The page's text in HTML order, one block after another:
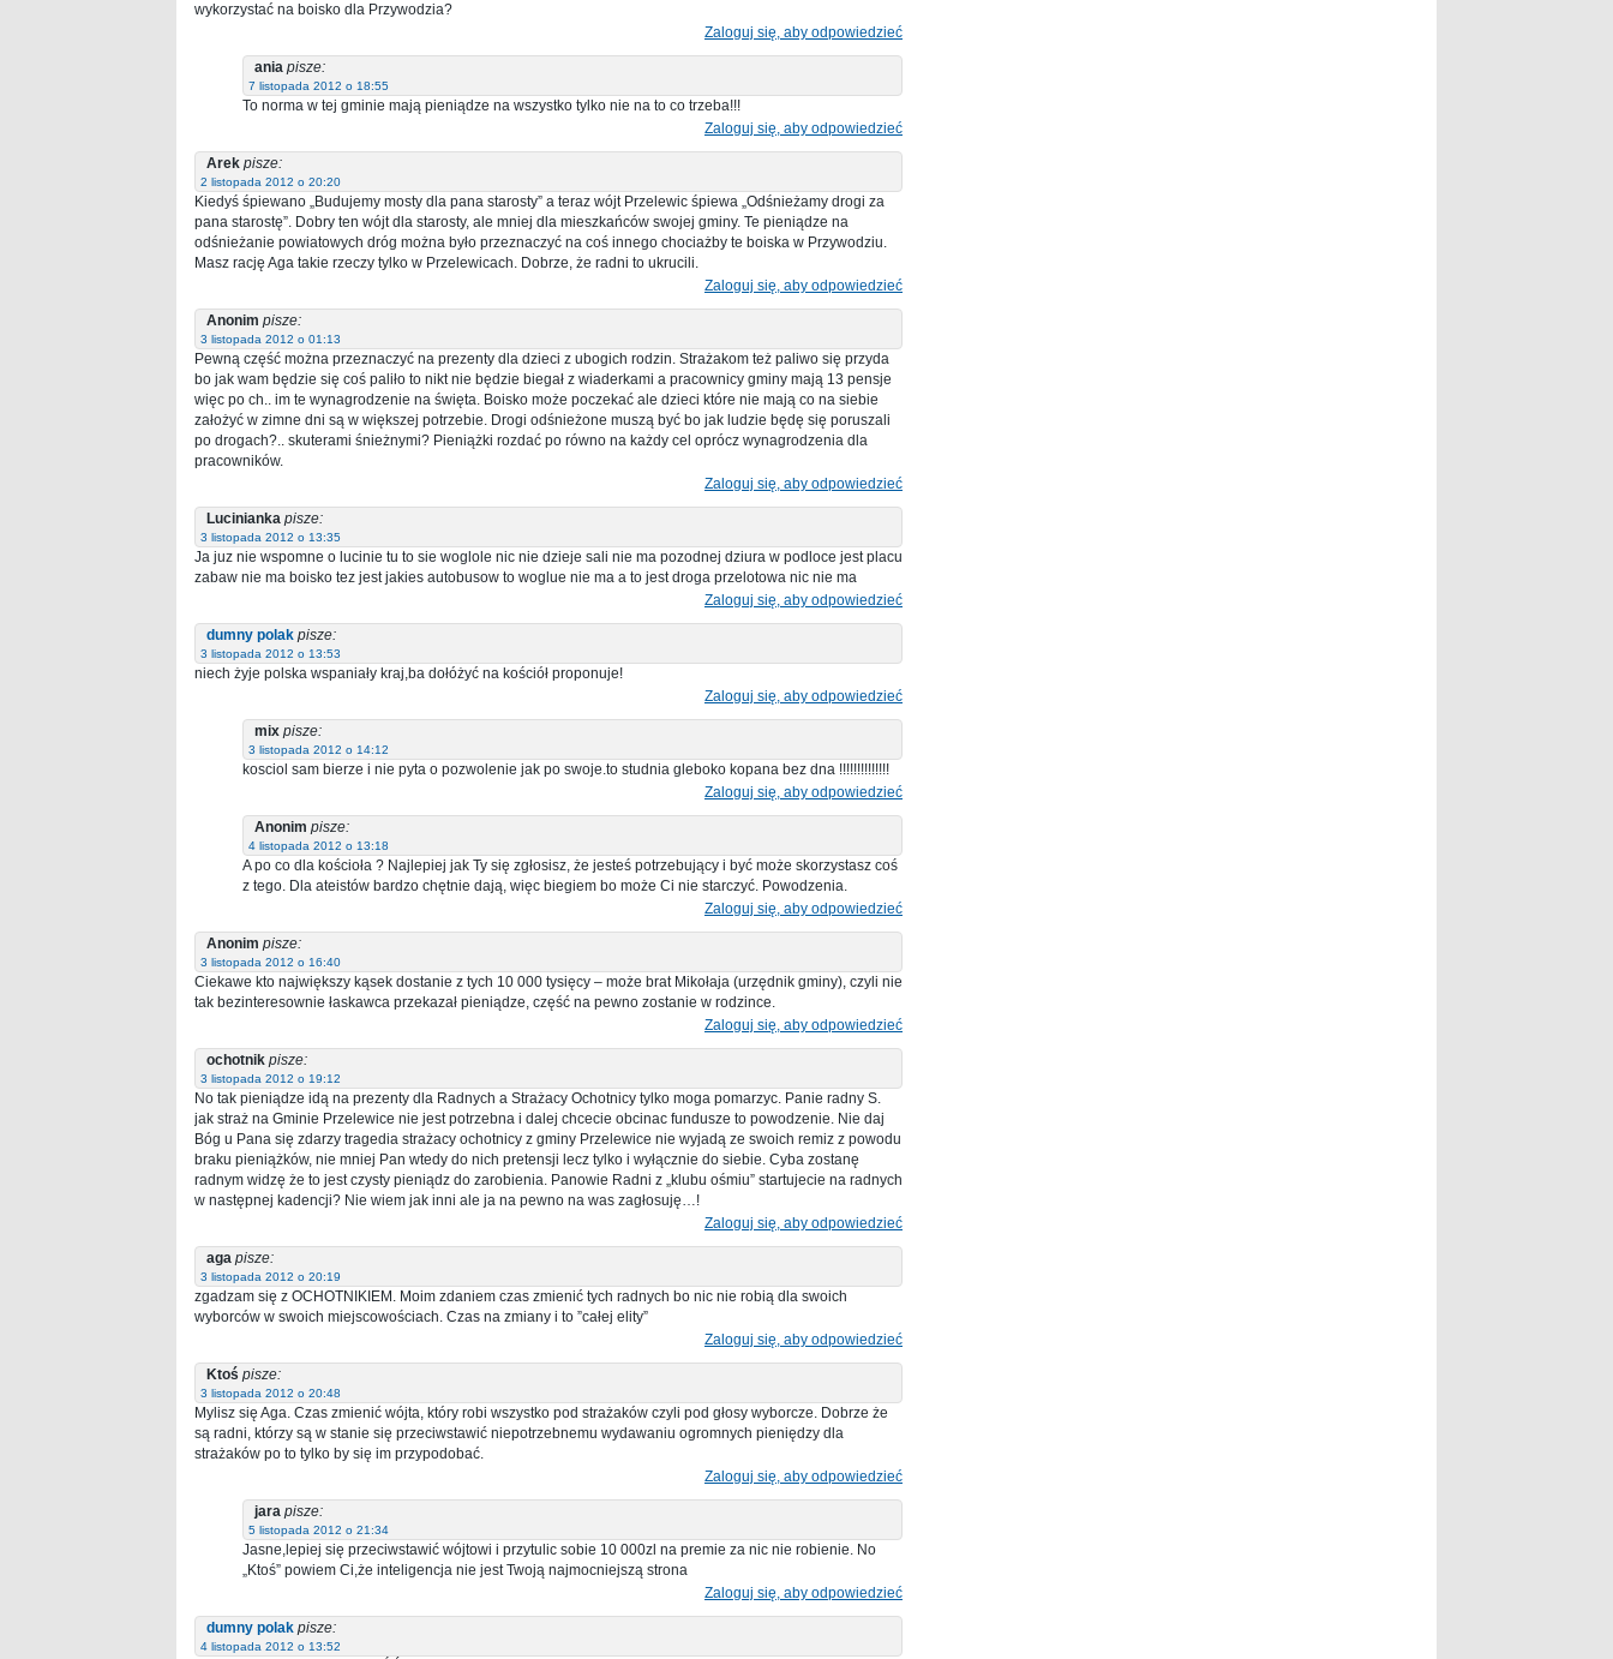
wykorzystać na boisko dla Przywodzia?
Zaloguj się, aby odpowiedzieć
ania pisze:
7 listopada 2012 o 18:55
To norma w tej gminie mają pieniądze na wszystko tylko nie na to co trzeba!!!
Zaloguj się, aby odpowiedzieć
Arek pisze:
2 listopada 2012 o 20:20
Kiedyś śpiewano „Budujemy mosty dla pana starosty” a teraz wójt Przelewic śpiewa „Odśnieżamy drogi za
pana starostę”. Dobry ten wójt dla starosty, ale mniej dla mieszkańców swojej gminy. Te pieniądze na
odśnieżanie powiatowych dróg można było przeznaczyć na coś innego chociażby te boiska w Przywodziu.
Masz rację Aga takie rzeczy tylko w Przelewicach. Dobrze, że radni to ukrucili.
Zaloguj się, aby odpowiedzieć
Anonim pisze:
3 listopada 2012 o 01:13
Pewną część można przeznaczyć na prezenty dla dzieci z ubogich rodzin. Strażakom też paliwo się przyda
bo jak wam będzie się coś paliło to nikt nie będzie biegał z wiaderkami a pracownicy gminy mają 13 pensje
więc po ch.. im te wynagrodzenie na święta. Boisko może poczekać ale dzieci które nie mają co na siebie
założyć w zimne dni są w większej potrzebie. Drogi odśnieżone muszą być bo jak ludzie będę się poruszali
po drogach?.. skuterami śnieżnymi? Pieniążki rozdać po równo na każdy cel oprócz wynagrodzenia dla
pracowników.
Zaloguj się, aby odpowiedzieć
Lucinianka pisze:
3 listopada 2012 o 13:35
Ja juz nie wspomne o lucinie tu to sie woglole nic nie dzieje sali nie ma pozodnej dziura w podloce jest placu
zabaw nie ma boisko tez jest jakies autobusow to woglue nie ma a to jest droga przelotowa nic nie ma
Zaloguj się, aby odpowiedzieć
dumny polak pisze:
3 listopada 2012 o 13:53
niech żyje polska wspaniały kraj,ba dołóżyć na kościół proponuje!
Zaloguj się, aby odpowiedzieć
mix pisze:
3 listopada 2012 o 14:12
kosciol sam bierze i nie pyta o pozwolenie jak po swoje.to studnia gleboko kopana bez dna !!!!!!!!!!!!!!
Zaloguj się, aby odpowiedzieć
Anonim pisze:
4 listopada 2012 o 13:18
A po co dla kościoła ? Najlepiej jak Ty się zgłosisz, że jesteś potrzebujący i być może skorzystasz coś
z tego. Dla ateistów bardzo chętnie dają, więc biegiem bo może Ci nie starczyć. Powodzenia.
Zaloguj się, aby odpowiedzieć
Anonim pisze:
3 listopada 2012 o 16:40
Ciekawe kto największy kąsek dostanie z tych 10 000 tysięcy – może brat Mikołaja (urzędnik gminy), czyli nie
tak bezinteresownie łaskawca przekazał pieniądze, część na pewno zostanie w rodzince.
Zaloguj się, aby odpowiedzieć
ochotnik pisze:
3 listopada 2012 o 19:12
No tak pieniądze idą na prezenty dla Radnych a Strażacy Ochotnicy tylko moga pomarzyc. Panie radny S.
jak straż na Gminie Przelewice nie jest potrzebna i dalej chcecie obcinac fundusze to powodzenie. Nie daj
Bóg u Pana się zdarzy tragedia strażacy ochotnicy z gminy Przelewice nie wyjadą ze swoich remiz z powodu
braku pieniążków, nie mniej Pan wtedy do nich pretensji lecz tylko i wyłącznie do siebie. Cyba zostanę
radnym widzę że to jest czysty pieniądz do zarobienia. Panowie Radni z „klubu ośmiu” startujecie na radnych
w następnej kadencji? Nie wiem jak inni ale ja na pewno na was zagłosuję…!
Zaloguj się, aby odpowiedzieć
aga pisze:
3 listopada 2012 o 20:19
zgadzam się z OCHOTNIKIEM. Moim zdaniem czas zmienić tych radnych bo nic nie robią dla swoich
wyborców w swoich miejscowościach. Czas na zmiany i to ”całej elity”
Zaloguj się, aby odpowiedzieć
Ktoś pisze:
3 listopada 2012 o 20:48
Mylisz się Aga. Czas zmienić wójta, który robi wszystko pod strażaków czyli pod głosy wyborcze. Dobrze że
są radni, którzy są w stanie się przeciwstawić niepotrzebnemu wydawaniu ogromnych pieniędzy dla
strażaków po to tylko by się im przypodobać.
Zaloguj się, aby odpowiedzieć
jara pisze:
5 listopada 2012 o 21:34
Jasne,lepiej się przeciwstawić wójtowi i przytulic sobie 10 000zl na premie za nic nie robienie. No
„Ktoś” powiem Ci,że inteligencja nie jest Twoją najmocniejszą strona
Zaloguj się, aby odpowiedzieć
dumny polak pisze:
4 listopada 2012 o 13:52